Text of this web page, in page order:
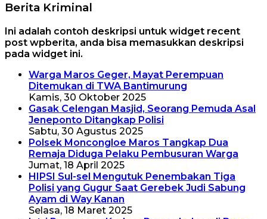
Berita Kriminal
Ini adalah contoh deskripsi untuk widget recent
post wpberita, anda bisa memasukkan deskripsi
pada widget ini.
Warga Maros Geger, Mayat Perempuan
Ditemukan di TWA Bantimurung
Kamis, 30 Oktober 2025
Gasak Celengan Masjid, Seorang Pemuda Asal
Jeneponto Ditangkap Polisi
Sabtu, 30 Agustus 2025
Polsek Moncongloe Maros Tangkap Dua
Remaja Diduga Pelaku Pembusuran Warga
Jumat, 18 April 2025
HIPSI Sul-sel Mengutuk Penembakan Tiga
Polisi yang Gugur Saat Gerebek Judi Sabung
Ayam di Way Kanan
Selasa, 18 Maret 2025